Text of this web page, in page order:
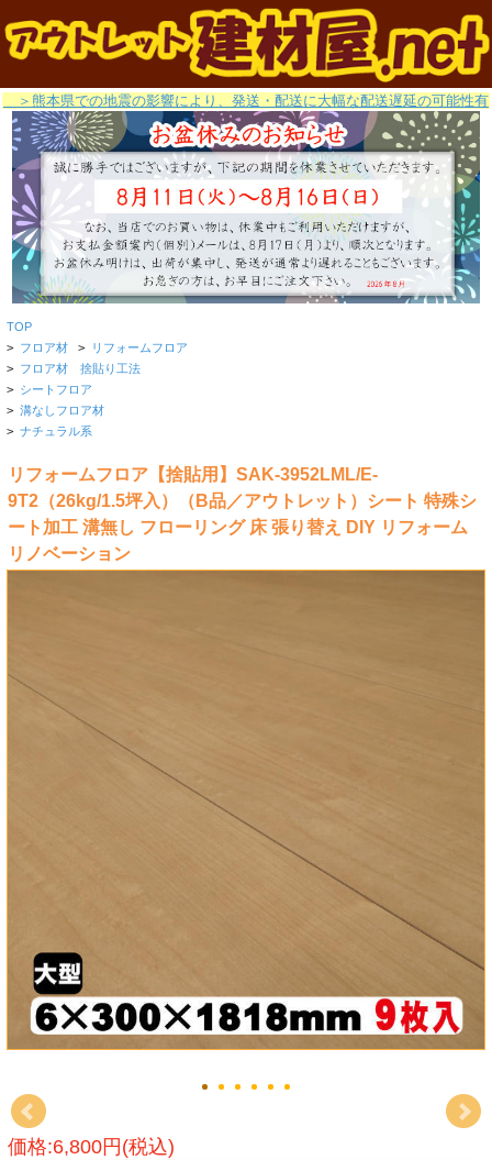
＞熊本県での地震の影響により、発送・配送に大幅な配送遅延の可能性有
TOP
> フロア材 > リフォームフロア
> フロア材 捨貼り工法
> シートフロア
> 溝なしフロア材
> ナチュラル系
リフォームフロア【捨貼用】SAK-3952LML/E-
9T2（26kg/1.5坪入）（B品／アウトレット）シート 特殊シ
ート加工 溝無し フローリング 床 張り替え DIY リフォーム
リノベーション
価格:6,800円(税込)